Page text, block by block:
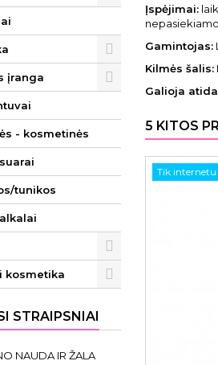
įranga
- kosmetinės
tunikos
kosmetika
STRAIPSNIAI
NAUDA IR ŽALA
Įspėjimai:
Gamintojas:
Kilmės šalis:
Galioja
5 KITOS
Tik internetu